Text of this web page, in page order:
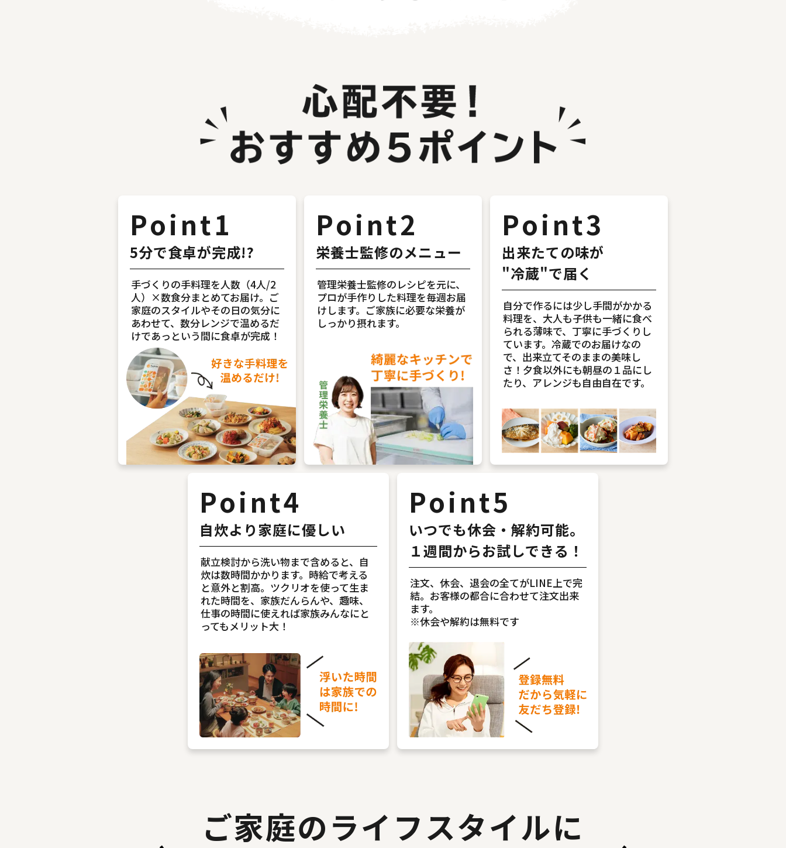
Point1
5分で食卓が完成!?
手づくりの手料理を人数（4人/2
人）×数食分まとめてお届け。ご
家庭のスタイルやその日の気分に
あわせて、数分レンジで温めるだ
けであっという間に食卓が完成！
Point2
栄養士監修のメニュー
管理栄養士監修のレシピを元に、
プロが手作りした料理を毎週お届
けします。ご家族に必要な栄養が
しっかり摂れます。
Point3
出来たての味が
"冷蔵"で届く
自分で作るには少し手間がかかる
料理を、大人も子供も一緒に食べ
られる薄味で、丁寧に手づくりし
ています。冷蔵でのお届けなの
で、出来立てそのままの美味し
さ！夕食以外にも朝昼の１品にし
たり、アレンジも自由自在です。
Point4
自炊より家庭に優しい
献立検討から洗い物まで含めると、自
炊は数時間かかります。時給で考える
と意外と割高。ツクリオを使って生ま
れた時間を、家族だんらんや、趣味、
仕事の時間に使えれば家族みんなにと
ってもメリット大！
Point5
いつでも休会・解約可能。
１週間からお試しできる！
注文、休会、退会の全てがLINE上で完
結。お客様の都合に合わせて注文出来
ます。
※休会や解約は無料です
ご家庭のライフスタイルに